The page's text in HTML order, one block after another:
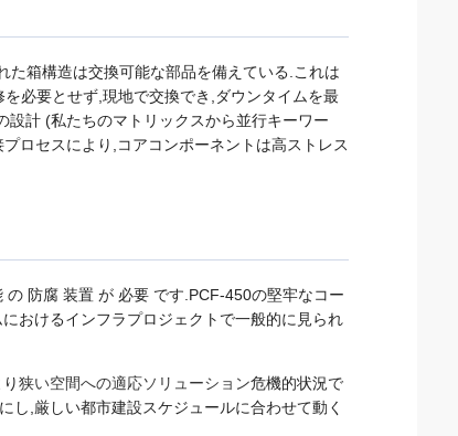
箱構造は交換可能な部品を備えている.これは
必要とせず,現地で交換でき,ダウンタイムを最
計 (私たちのマトリックスから並行キーワー
ロセスにより,コアコンポーネントは高ストレス
防腐 装置 が 必要 です.PCF-450の堅牢なコー
おけるインフラプロジェクトで一般的に見られ
狭い空間への適応ソリューション危機的状況で
し,厳しい都市建設スケジュールに合わせて動く